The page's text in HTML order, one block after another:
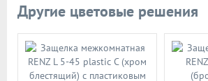
Другие цветовые решения